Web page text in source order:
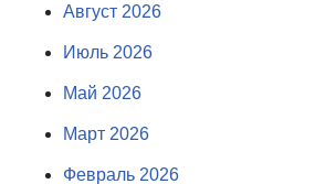
Август 2026
Июль 2026
Май 2026
Март 2026
Февраль 2026